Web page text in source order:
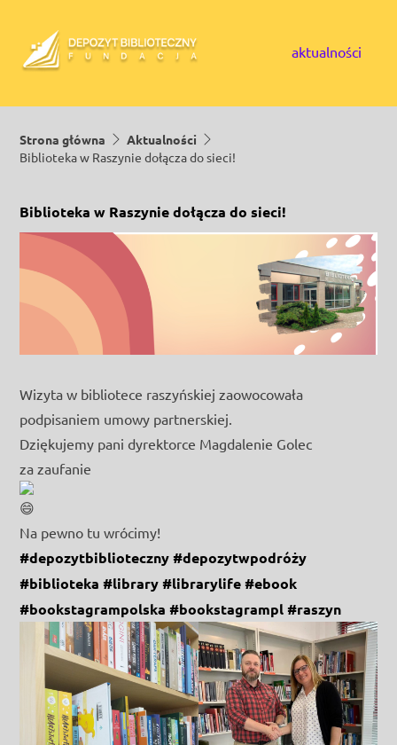
aktualności
Strona główna
Aktualności
Biblioteka w Raszynie dołącza do sieci!
Biblioteka w Raszynie dołącza do sieci!
Wizyta w bibliotece raszyńskiej zaowocowała
podpisaniem umowy partnerskiej.
Dziękujemy pani dyrektorce Magdalenie Golec
za zaufanie
Na pewno tu wrócimy!
#depozytbiblioteczny#depozytwpodróży
#biblioteka #library#librarylife#ebook
#bookstagrampolska #bookstagrampl#raszyn